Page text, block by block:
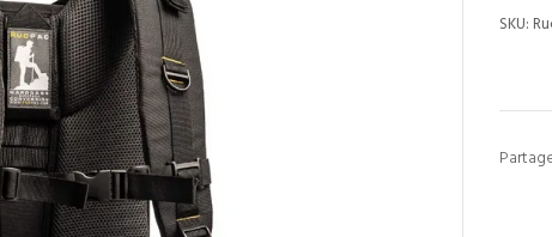
SKU: